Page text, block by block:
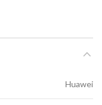
Huawei